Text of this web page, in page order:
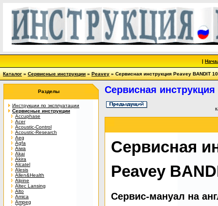
|
Каталог»Сервисные инструкции»Peavey» Сервисная инструкция Peavey BANDIT
Разделы
Инструкции по эксплуатации
Сервисные инструкции
Accuphase
Acer
Acoustic-Control
Acoustic-Research
Aeg
Agfa
Aiwa
Akai
Akira
Alcatel
Alesis
Allen&Health
Alpine
Altec Lansing
Alto
Amica
Ampeg
Сервисная инструкция
Сервисная
Peavey
Сервис-мануал на